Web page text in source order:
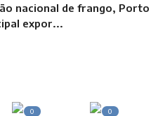
nacional de frango, Porto
expor...
0 0